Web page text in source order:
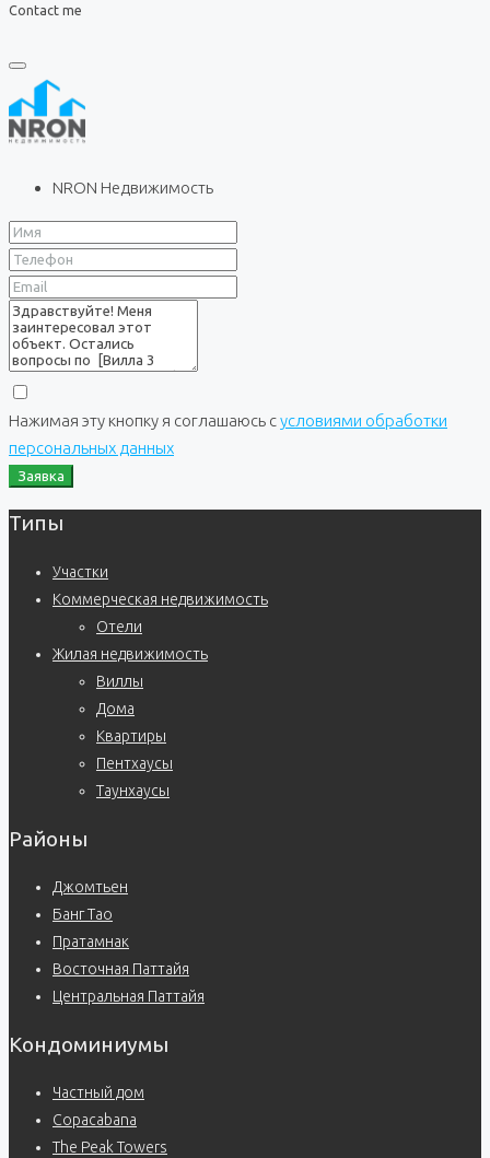
Contact me
NRON Недвижимость
Нажимая эту кнопку я соглашаюсь сусловиями обработки
персональных данных
Заявка
Типы
Участки
Коммерческая недвижимость
Отели
Жилая недвижимость
Виллы
Дома
Квартиры
Пентхаусы
Таунхаусы
Районы
Джомтьен
Банг Тао
Пратамнак
Восточная Паттайя
Центральная Паттайя
Кондоминиумы
Частный дом
Copacabana
The Peak Towers